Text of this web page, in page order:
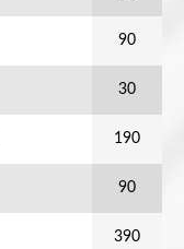
90
30
190
90
390